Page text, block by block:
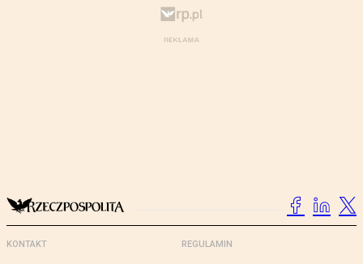
KONTAKT REGULAMIN